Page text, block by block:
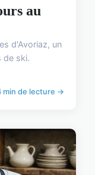
au
d'Avoriaz, un
de ski.
min de lecture →